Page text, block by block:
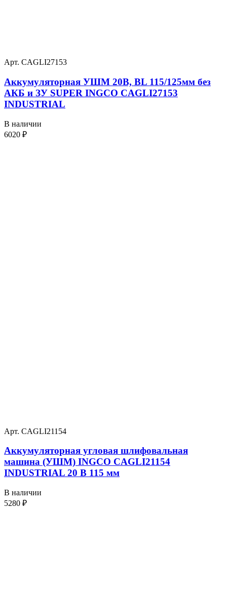
Арт. CAGLI27153
Аккумуляторная УШМ 20В, BL 115/125мм без
АКБ и ЗУ SUPER INGCO CAGLI27153
INDUSTRIAL
В наличии
6020 ₽
Арт. CAGLI21154
Аккумуляторная угловая шлифовальная
машина (УШМ) INGCO CAGLI21154
INDUSTRIAL 20 В 115 мм
В наличии
5280 ₽